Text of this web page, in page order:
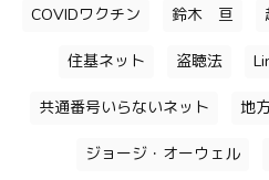
COVIDワクチン 鈴木 亘
住基ネット 盗聴法
共通番号いらないネット 地
ジョージ・オーウェル